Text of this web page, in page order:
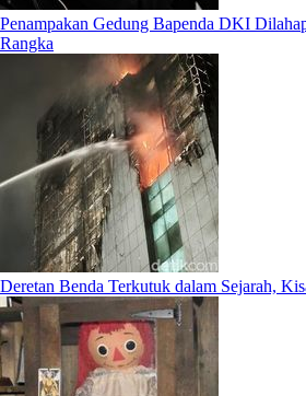
Penampakan Gedung Bapenda DKI
Rangka
Deretan Benda Terkutuk dalam Sejarah,